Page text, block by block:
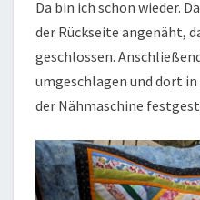
Da bin ich schon wieder.
der Rückseite angenäht,
geschlossen.
umgeschlagen und dort
der Nähmaschine